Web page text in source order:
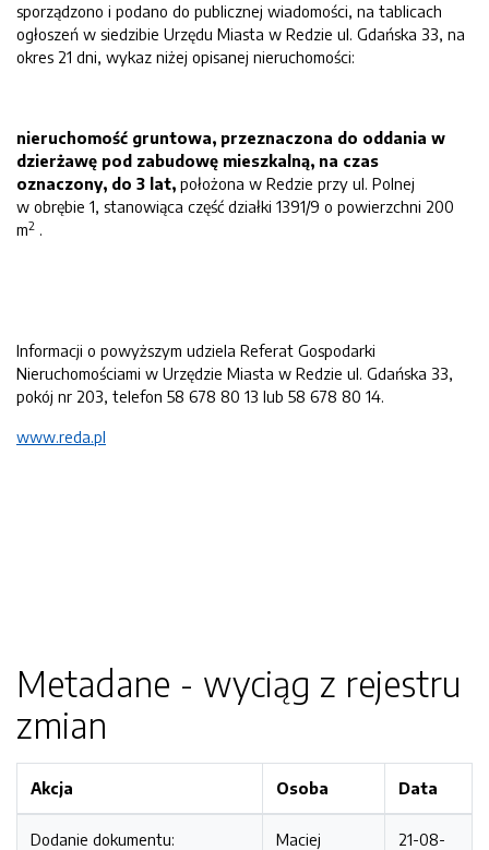
sporządzono i podano do publicznej wiadomości, na tablicach
ogłoszeń w siedzibie Urzędu Miasta w Redzie ul. Gdańska 33, na
okres 21 dni, wykaz niżej opisanej nieruchomości:
nieruchomość gruntowa, przeznaczona do oddania w
dzierżawę pod zabudowę mieszkalną, na czas
oznaczony, do 3 lat, położona w Redzie przy ul. Polnej
w obrębie 1, stanowiąca część działki 1391/9 o powierzchni 200
m2 .
Informacji o powyższym udziela Referat Gospodarki
Nieruchomościami w Urzędzie Miasta w Redzie ul. Gdańska 33,
pokój nr 203, telefon 58 678 80 13 lub 58 678 80 14.
www.reda.pl
Metadane - wyciąg z rejestru
zmian
Akcja Osoba Data
Dodanie dokumentu:
Maciej
21-08-